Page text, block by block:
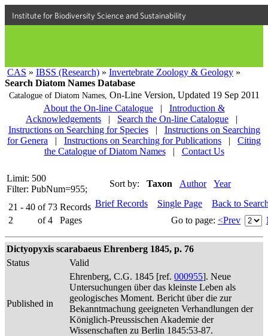
Institute for Biodiversity Science and Sustainability
CAS » IBSS (Research) » Invertebrate Zoology & Geology »
Search Diatom Names Database
Catalogue of Diatom Names, On-Line Version, Updated 19 Sep 2011
About the On-line Catalogue
|
Introduction &
Acknowledgements
| Search the On-line Catalogue
|
Instructions on Searching for Species
|
Instructions on Searching
for Genera
| Instructions on Searching for Publications |
Citing
the Catalogue of Diatom Names
| Contact Us
Limit: 500
Filter: PubNum=955;
Sort by: Taxon Author Year
21 - 40 of 73 Records
2
of 4 Pages
Brief Records Single Page
Back to
Go to page: <Prev
Dictyopyxis scarabaeus Ehrenberg 1845, p. 76
Status
Valid
Published in
Ehrenberg, C.G. 1845 [ref. 000955]. Neue
Untersuchungen über das kleinste Leben als
geologisches Moment. Bericht über die zur
Bekanntmachung geeigneten Verhandlungen der
Königlich-Preussischen Akademie der
Wissenschaften zu Berlin 1845:53-87.